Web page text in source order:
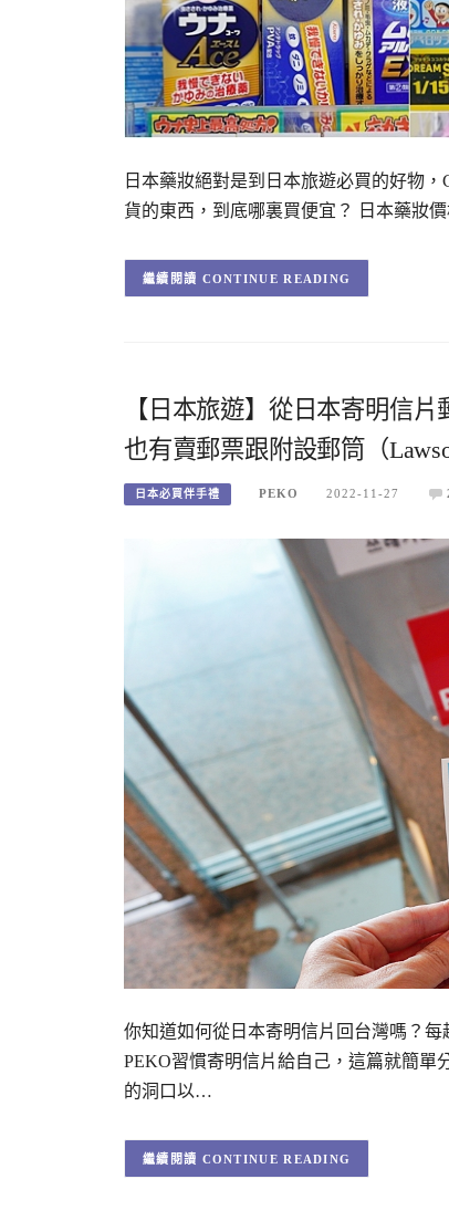
日本藥妝絕對是到日本旅遊必買的好物
貨的東西，到底哪裏買便宜？ 日本藥妝
CONTINUE READING
【日本旅遊】從日本寄明信
也有賣郵票跟附設郵筒（
日本必買伴手禮 PEKO 2022-11-27
你知道如何從日本寄明信片回台灣嗎？
PEKO習慣寄明信片給自己，這篇就簡單
的洞口以…
CONTINUE READING